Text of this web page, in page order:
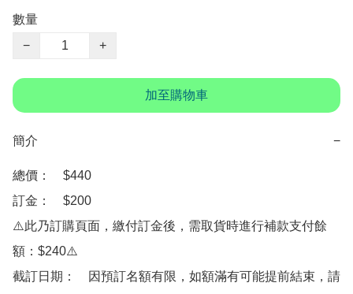
數量
−
+
加至購物車
簡介 −
總價：　$440
訂金：　$200
⚠️此乃訂購頁面，繳付訂金後，需取貨時進行補款支付餘
額：$240⚠️
截訂日期：　因預訂名額有限，如額滿有可能提前結束，請